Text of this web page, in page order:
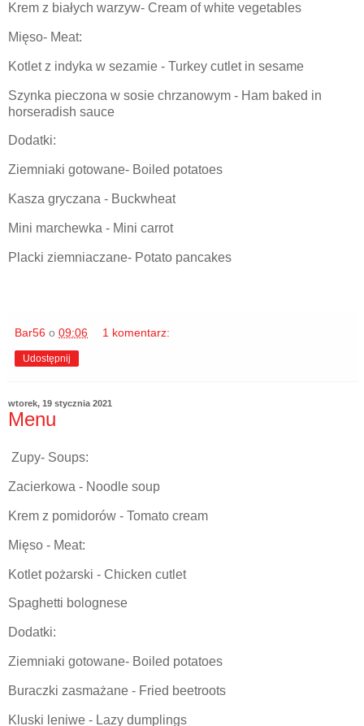
Krem z białych warzyw- Cream of white vegetables
Mięso- Meat:
Kotlet z indyka w sezamie - Turkey cutlet in sesame
Szynka pieczona w sosie chrzanowym - Ham baked in
horseradish sauce
Dodatki:
Ziemniaki gotowane- Boiled potatoes
Kasza gryczana - Buckwheat
Mini marchewka - Mini carrot
Placki ziemniaczane- Potato pancakes
Bar56 o 09:06 1 komentarz:
Udostępnij
wtorek, 19 stycznia 2021
Menu
Zupy- Soups:
Zacierkowa - Noodle soup
Krem z pomidorów - Tomato cream
Mięso - Meat:
Kotlet pożarski - Chicken cutlet
Spaghetti bolognese
Dodatki:
Ziemniaki gotowane- Boiled potatoes
Buraczki zasmażane - Fried beetroots
Kluski leniwe - Lazy dumplings